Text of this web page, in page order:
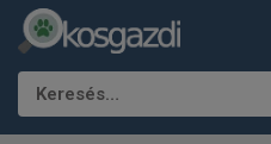
Keresés…